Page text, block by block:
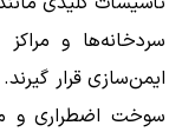
سردخانه‌ها و
ایمن‌سازی قرار
سوخت اضطراری و